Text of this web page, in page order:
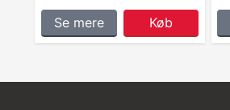
Se mere Køb